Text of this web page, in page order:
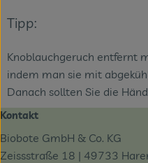
Tipp:
Knoblauchgeruch entfernt
indem man sie mit
Danach sollten Sie die
Kontakt
Biobote GmbH & Co. KG
Zeissstraße 18 | 49733